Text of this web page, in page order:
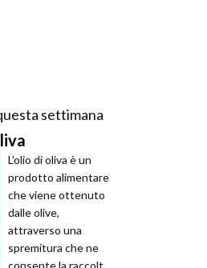
settimana
L'olio di oliva è un
prodotto alimentare
che viene ottenuto
dalle olive,
attraverso una
spremitura che ne
consente la raccolt